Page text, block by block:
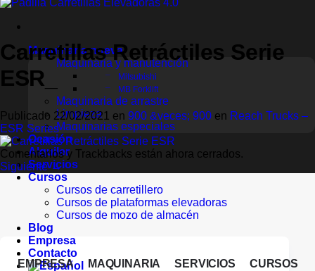
Maquinaria nueva
Maquinaria y manutención
Mitsubishi
MB Forklift
Maquinaria de arrastre
Limpieza
Maquinarias especiales
Ocasión
Alquiler
Servicios
Cursos
Cursos de carretillero
Cursos de plataformas elevadoras
Cursos de mozo de almacén
Blog
Empresa
Contacto
Carretillas Retráctiles Serie
ESR_
Publicado 22/02/2021 en 900 &veces; 900 en Reach Trucks –
ESR Series
Comentarios y Trackbacks están ahora cerrados.
Siguiente→
EMPRESA MAQUINARIA SERVICIOS
CURSOS